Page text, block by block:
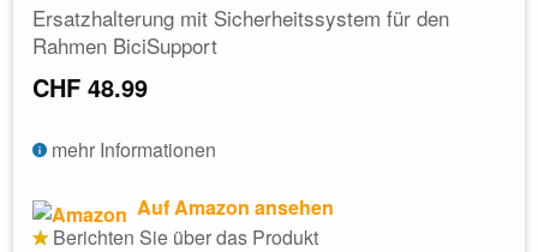
Ersatzhalterung mit Sicherheitssystem für den
Rahmen BiciSupport
CHF 48.99
mehr Informationen
Auf Amazon ansehen
Berichten Sie über das Produkt